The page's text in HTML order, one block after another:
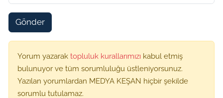
Gönder
Yorum yazarak topluluk kurallarımızı kabul etmiş
bulunuyor ve tüm sorumluluğu üstleniyorsunuz.
Yazılan yorumlardan MEDYA KEŞAN hiçbir şekilde
sorumlu tutulamaz.